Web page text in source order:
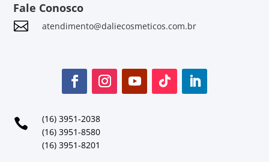
Fale Conosco
 atendimento@daliecosmeticos.com.br

(16) 3951-2038
(16) 3951-8580
(16) 3951-8201